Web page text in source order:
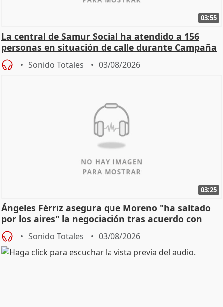
03:55
La central de Samur Social ha atendido a 156
personas en situación de calle durante Campaña
de Calor
Sonido Totales 03/08/2026
03:25
Ángeles Férriz asegura que Moreno "ha saltado
por los aires" la negociación tras acuerdo con
SMA
Sonido Totales 03/08/2026